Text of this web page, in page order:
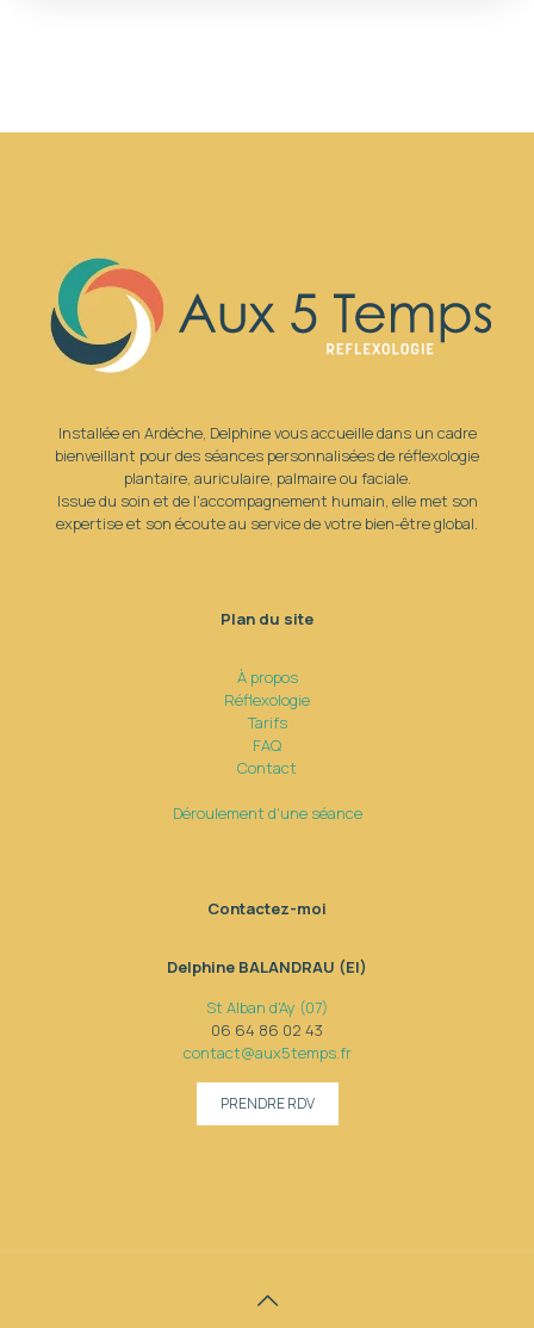
Installée en Ardèche, Delphine vous accueille dans un cadre
bienveillant pour des séances personnalisées de réflexologie
plantaire, auriculaire, palmaire ou faciale.
Issue du soin et de l'accompagnement humain, elle met son
expertise et son écoute au service de votre bien-être global.
Plan du site
À propos
Réflexologie
Tarifs
FAQ
Contact
Déroulement d'une séance
Contactez-moi
Delphine BALANDRAU (EI)
St Alban d'Ay (07)
06 64 86 02 43
contact@aux5temps.fr
PRENDRE RDV